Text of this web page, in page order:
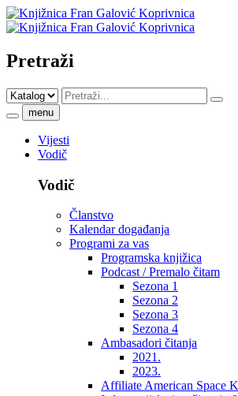
Pretraži
menu
Vijesti
Vodič
Vodič
Članstvo
Kalendar događanja
Programi za vas
Programska knjižica
Podcast / Premalo čitam
Sezona 1
Sezona 2
Sezona 3
Sezona 4
Ambasadori čitanja
2021.
2023.
Affiliate American Space